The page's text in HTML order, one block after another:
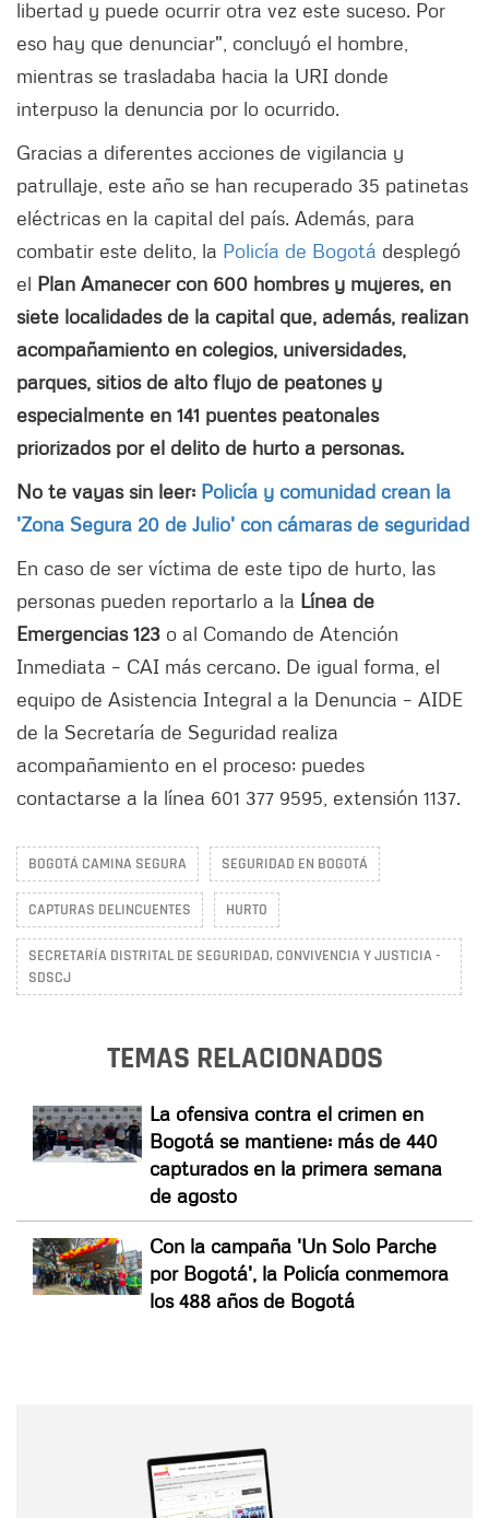
libertad y puede ocurrir otra vez este suceso. Por
eso hay que denunciar", concluyó el hombre,
mientras se trasladaba hacia la URI donde
interpuso la denuncia por lo ocurrido.
Gracias a diferentes acciones de vigilancia y
patrullaje, este año se han recuperado 35 patinetas
eléctricas en la capital del país. Además, para
combatir este delito, la Policía de Bogotá desplegó
el Plan Amanecer con 600 hombres y mujeres, en
siete localidades de la capital que, además, realizan
acompañamiento en colegios, universidades,
parques, sitios de alto flujo de peatones y
especialmente en 141 puentes peatonales
priorizados por el delito de hurto a personas.
No te vayas sin leer: Policía y comunidad crean la
'Zona Segura 20 de Julio' con cámaras de seguridad
En caso de ser víctima de este tipo de hurto, las
personas pueden reportarlo a la Línea de
Emergencias 123 o al Comando de Atención
Inmediata – CAI más cercano. De igual forma, el
equipo de Asistencia Integral a la Denuncia – AIDE
de la Secretaría de Seguridad realiza
acompañamiento en el proceso; puedes
contactarse a la línea 601 377 9595, extensión 1137.
BOGOTÁ CAMINA SEGURA SEGURIDAD EN BOGOTÁ
CAPTURAS DELINCUENTES HURTO
SECRETARÍA DISTRITAL DE SEGURIDAD, CONVIVENCIA Y JUSTICIA -
SDSCJ
TEMAS RELACIONADOS
La ofensiva contra el crimen en
Bogotá se mantiene: más de 440
capturados en la primera semana
de agosto
Con la campaña 'Un Solo Parche
por Bogotá', la Policía conmemora
los 488 años de Bogotá
Correo electrónico